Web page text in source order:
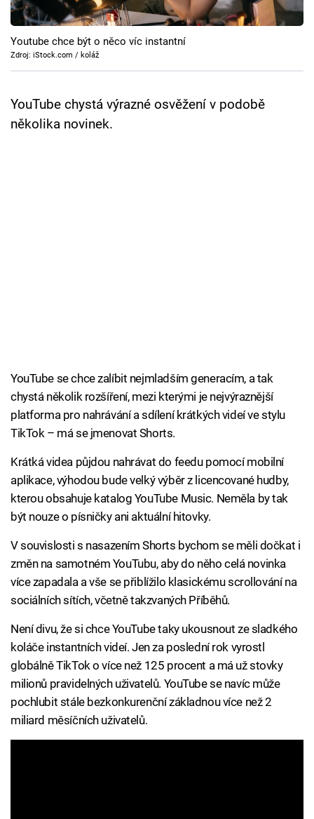
Cool Esport
Pořady
Sledujte prima+
Youtube chce být o něco víc instantní
Zdroj: iStock.com / koláž
YouTube chystá výrazné osvěžení v podobě
několika novinek.
YouTube se chce zalíbit nejmladším generacím, a tak
chystá několik rozšíření, mezi kterými je nejvýraznější
platforma pro nahrávání a sdílení krátkých videí ve stylu
TikTok – má se jmenovat Shorts.
Krátká videa půjdou nahrávat do feedu pomocí mobilní
aplikace, výhodou bude velký výběr z licencované hudby,
kterou obsahuje katalog YouTube Music. Neměla by tak
být nouze o písničky ani aktuální hitovky.
V souvislosti s nasazením Shorts bychom se měli dočkat i
změn na samotném YouTubu, aby do něho celá novinka
více zapadala a vše se přiblížilo klasickému scrollování na
sociálních sítích, včetně takzvaných Příběhů.
Není divu, že si chce YouTube taky ukousnout ze sladkého
koláče instantních videí. Jen za poslední rok vyrostl
globálně TikTok o více než 125 procent a má už stovky
milionů pravidelných uživatelů. YouTube se navíc může
pochlubit stále bezkonkurenční základnou více než 2
miliard měsíčních uživatelů.